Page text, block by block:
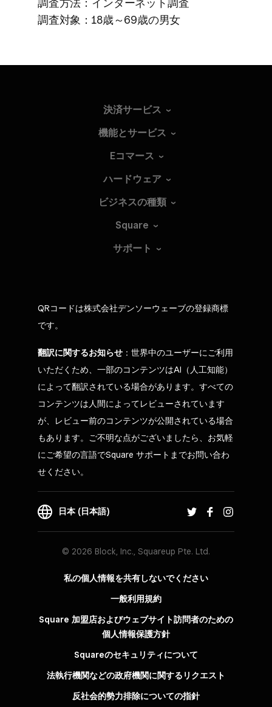
調査方​法：インターネット調査
調査対象：18歳～69歳の​男女
決済サービス
機能とサービス
Eコマース
ハードウェア
ビジネスの種類
Square
サポート
QRコードは株式会社デンソーウェーブの登録商標
です。
翻訳に関するお知らせ ：世界中のユーザーにご利用
いただくため、一部のコンテンツはAI（人工知能）
によって翻訳されている場合があります。すべての
コンテンツは人間によってレビューされています
が、レビュー前のコンテンツが公開されている場合
もあります。ご不明な点がございましたら、お気軽
にご希望の言語でSquare サポートまでお問い合わ
せください。
日本 (日本語)
© 2026 Block, Inc., Squareup Pte. Ltd.
私の個人情報を共有しないでください
一般利用規約
Square 加盟店およびウェブサイト訪問者の​ための​
個人情報保護方針​
Squareのセキュリティについて
法執行機関などの政府機関に関するリクエスト
反社会的勢力排除についての指針